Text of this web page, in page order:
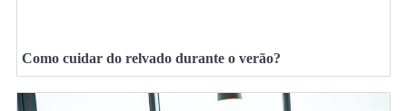
Como cuidar do relvado durante o verão?